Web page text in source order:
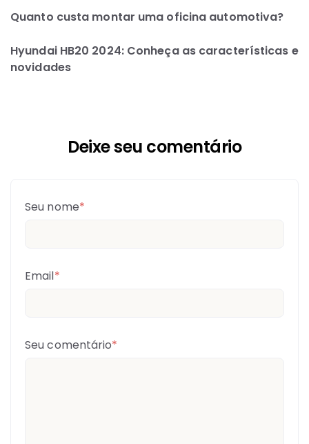
Quanto custa montar uma oficina automotiva?
Hyundai HB20 2024: Conheça as características e
novidades
Deixe seu comentário
Seu nome*
Email*
Seu comentário*